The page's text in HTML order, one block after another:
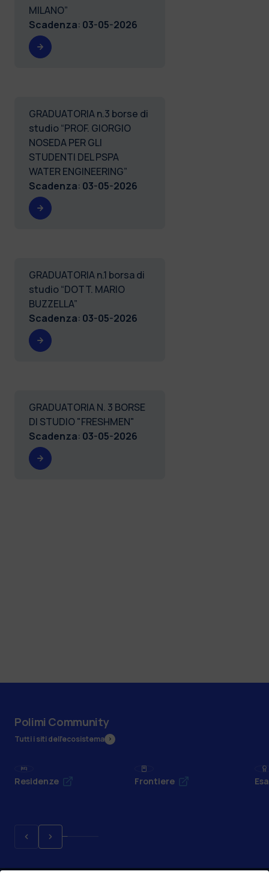
MILANO”
Scadenza: 03-05-2026
GRADUATORIA n.3 borse di
studio “PROF. GIORGIO
NOSEDA PER GLI
STUDENTI DEL PSPA
WATER ENGINEERING”
Scadenza: 03-05-2026
GRADUATORIA n.1 borsa di
studio “DOTT. MARIO
BUZZELLA”
Scadenza: 03-05-2026
GRADUATORIA N. 3 BORSE
DI STUDIO "FRESHMEN"
Scadenza: 03-05-2026
Polimi Community
Tutti i siti dell’ecosistema
Residenze Frontiere